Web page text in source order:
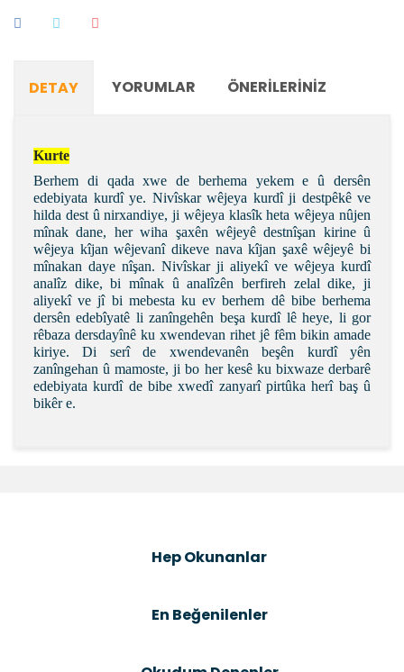
DETAY YORUMLAR ÖNERILERINIZ
Kurte
Berhem di qada xwe de berhema yekem e û dersên
edebiyata kurdî ye. Nivîskar wêjeya kurdî ji destpêkê ve
hilda dest û nirxandiye, ji wêjeya klasîk heta wêjeya nûjen
mînak dane, her wiha şaxên wêjeyê destnîşan kirine û
wêjeya kîjan wêjevanî dikeve nava kîjan şaxê wêjeyê bi
mînakan daye nîşan. Nivîskar ji aliyekî ve wêjeya kurdî
analîz dike, bi mînak û analîzên berfireh zelal dike, ji
aliyekî ve jî bi mebesta ku ev berhem dê bibe berhema
dersên edebîyatê li zanîngehên beşa kurdî lê heye, li gor
rêbaza dersdayînê ku xwendevan rihet jê fêm bikin amade
kiriye. Di serî de xwendevanên beşên kurdî yên
zanîngehan û mamoste, ji bo her kesê ku bixwaze derbarê
edebiyata kurdî de bibe xwedî zanyarî pirtûka herî baş û
bikêr e.
Ürün açıklamasında eksik bilgiler bulunuyor.
Ürün fiyatı diğer sitelerden daha pahalı.
Hep Okunanlar
En Beğenilenler